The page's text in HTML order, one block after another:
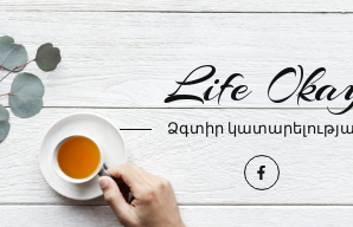
Life
Ձգտիր